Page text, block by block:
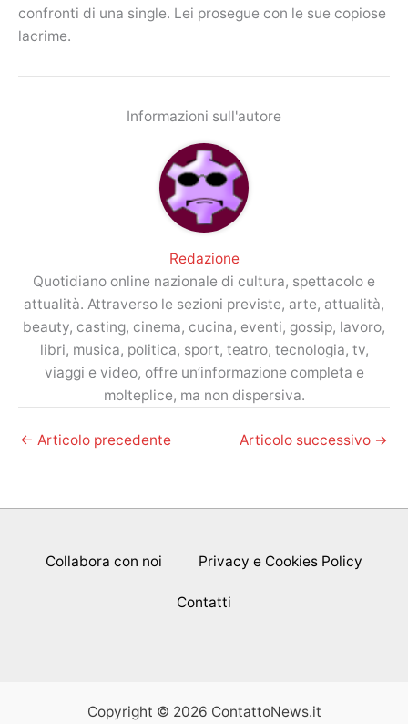
confronti di una single. Lei prosegue con le sue copiose
lacrime.
Informazioni sull'autore
Redazione
Quotidiano online nazionale di cultura, spettacolo e
attualità. Attraverso le sezioni previste, arte, attualità,
beauty, casting, cinema, cucina, eventi, gossip, lavoro,
libri, musica, politica, sport, teatro, tecnologia, tv,
viaggi e video, offre un’informazione completa e
molteplice, ma non dispersiva.
← Articolo precedente Articolo successivo →
Collabora con noi Privacy e Cookies Policy
Contatti
Copyright © 2026 ContattoNews.it